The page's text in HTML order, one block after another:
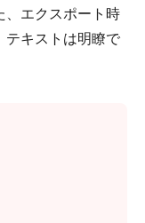
、エクスポート時
テキストは明瞭で